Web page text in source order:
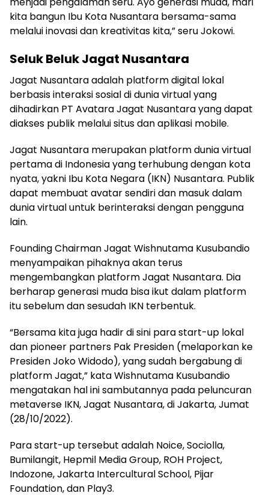
kita bangun Ibu Kota Nusantara bersama-sama
melalui inovasi dan kreativitas kita,” seru Jokowi.
Seluk Beluk Jagat Nusantara
Jagat Nusantara adalah platform digital lokal
berbasis interaksi sosial di dunia virtual yang
dihadirkan PT Avatara Jagat Nusantara yang dapat
diakses publik melalui situs dan aplikasi mobile.
Jagat Nusantara merupakan platform dunia virtual
pertama di Indonesia yang terhubung dengan kota
nyata, yakni Ibu Kota Negara (IKN) Nusantara. Publik
dapat membuat avatar sendiri dan masuk dalam
dunia virtual untuk berinteraksi dengan pengguna
lain.
Founding Chairman Jagat Wishnutama Kusubandio
menyampaikan pihaknya akan terus
mengembangkan platform Jagat Nusantara. Dia
berharap generasi muda bisa ikut dalam platform
itu sebelum dan sesudah IKN terbentuk.
“Bersama kita juga hadir di sini para start-up lokal
dan pioneer partners Pak Presiden (melaporkan ke
Presiden Joko Widodo), yang sudah bergabung di
platform Jagat,” kata Wishnutama Kusubandio
mengatakan hal ini sambutannya pada peluncuran
metaverse IKN, Jagat Nusantara, di Jakarta, Jumat
(28/10/2022).
Para start-up tersebut adalah Noice, Sociolla,
Bumilangit, Hepmil Media Group, ROH Project,
Indozone, Jakarta Intercultural School, Pijar
Foundation, dan Play3.